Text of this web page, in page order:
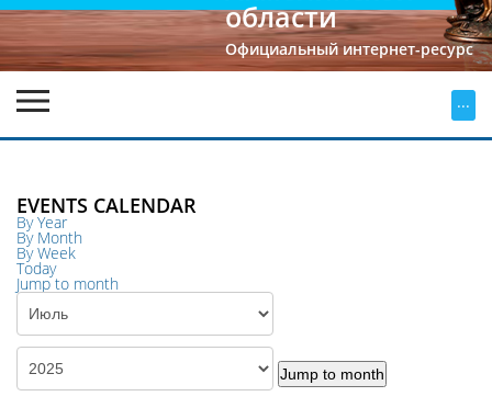
области
Официальный интернет-ресурс
...
EVENTS CALENDAR
By Year
By Month
By Week
Today
Jump to month
Jump to month